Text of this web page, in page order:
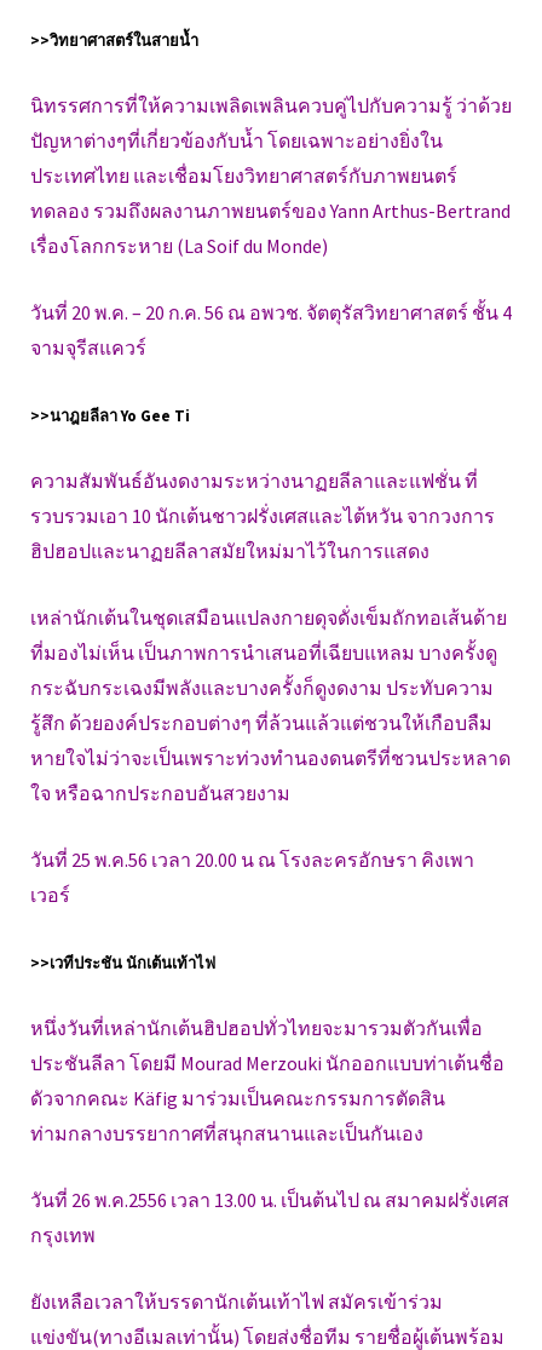
>>วิทยาศาสตร์ในสายน้ำ
นิทรรศการที่ให้ความเพลิดเพลินควบคู่ไปกับความรู้ ว่าด้วย
ปัญหาต่างๆที่เกี่ยวข้องกับน้ำ โดยเฉพาะอย่างยิ่งใน
ประเทศไทย และเชื่อมโยงวิทยาศาสตร์กับภาพยนตร์
ทดลอง รวมถึงผลงานภาพยนตร์ของ Yann Arthus-Bertrand
เรื่องโลกกระหาย (La Soif du Monde)
วันที่ 20 พ.ค. – 20 ก.ค. 56 ณ อพวช. จัตตุรัสวิทยาศาสตร์ ชั้น 4
จามจุรีสแควร์
>>นาฎยลีลา Yo Gee Ti
ความสัมพันธ์อันงดงามระหว่างนาฏยลีลาและแฟชั่น ที่
รวบรวมเอา 10 นักเต้นชาวฝรั่งเศสและไต้หวัน จากวงการ
ฮิปฮอปและนาฏยลีลาสมัยใหม่มาไว้ในการแสดง
เหล่านักเต้นในชุดเสมือนแปลงกายดุจดั่งเข็มถักทอเส้นด้าย
ที่มองไม่เห็น เป็นภาพการนำเสนอที่เฉียบแหลม บางครั้งดู
กระฉับกระเฉงมีพลังและบางครั้งก็ดูงดงาม ประทับความ
รู้สึก ด้วยองค์ประกอบต่างๆ ที่ล้วนแล้วแต่ชวนให้เกือบลืม
หายใจไม่ว่าจะเป็นเพราะท่วงทำนองดนตรีที่ชวนประหลาด
ใจ หรือฉากประกอบอันสวยงาม
วันที่ 25 พ.ค.56 เวลา 20.00 น ณ โรงละครอักษรา คิงเพา
เวอร์
>>เวทีประชัน นักเต้นเท้าไฟ
หนึ่งวันที่เหล่านักเต้นฮิปฮอปทั่วไทยจะมารวมตัวกันเพื่อ
ประชันลีลา โดยมี Mourad Merzouki นักออกแบบท่าเต้นชื่อ
ดัวจากคณะ Käfig มาร่วมเป็นคณะกรรมการตัดสิน
ท่ามกลางบรรยากาศที่สนุกสนานและเป็นกันเอง
วันที่ 26 พ.ค.2556 เวลา 13.00 น. เป็นต้นไป ณ สมาคมฝรั่งเศส
กรุงเทพ
ยังเหลือเวลาให้บรรดานักเต้นเท้าไฟ สมัครเข้าร่วม
แข่งขัน(ทางอีเมลเท่านั้น) โดยส่งชื่อทีม รายชื่อผู้เต้นพร้อม